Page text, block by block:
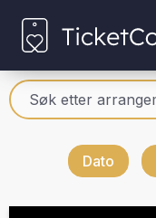
Dato